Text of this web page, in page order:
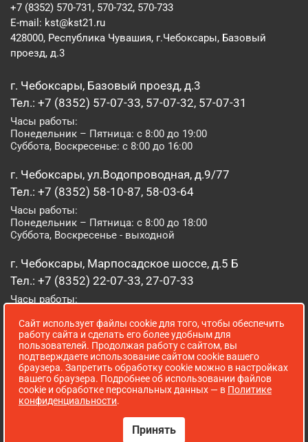
+7 (8352) 570-731, 570-732, 570-733
E-mail: kst@kst21.ru
428000, Республика Чувашия, г.Чебоксары, Базовый
проезд, д.3
г. Чебоксары, Базовый проезд, д.3
Тел.: +7 (8352) 57-07-33, 57-07-32, 57-07-31
Часы работы:
Понедельник – Пятница: с 8:00 до 19:00
Суббота, Воскресенье: с 8:00 до 16:00
г. Чебоксары, ул.Водопроводная, д.9/77
Тел.: +7 (8352) 58-10-87, 58-03-64
Часы работы:
Понедельник – Пятница: с 8:00 до 18:00
Суббота, Воскресенье - выходной
г. Чебоксары, Марпосадское шоссе, д.5 Б
Тел.: +7 (8352) 22-07-33, 27-07-33
Часы работы:
Суббота, Воскресенье: с 8:00 до 16:00
г. Йошкар-Ола, ул. Луначарского, д. 52 А
Тел.: (8362) 41-07-31
Часы работы:
Понедельник – Пятница: с 8:00 до 18:00
Сайт использует файлы cookie для того, чтобы обеспечить
работу сайта и сделать его более удобным для
пользователей. Продолжая работу с сайтом, вы
подтверждаете использование сайтом cookie вашего
браузера. Запретить обработку cookie можно в настройках
вашего браузера. Подробнее об использовании файлов
cookie и обработке персональных данных — в Политике
конфиденциальности.
Принять